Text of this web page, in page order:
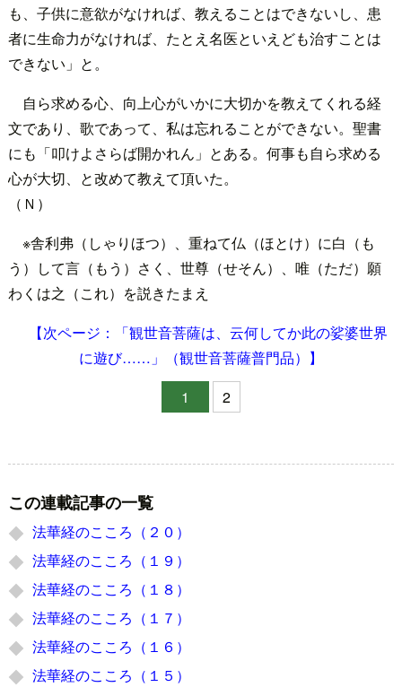
も、子供に意欲がなければ、教えることはできないし、患
者に生命力がなければ、たとえ名医といえども治すことは
できない」と。
自ら求める心、向上心がいかに大切かを教えてくれる経
文であり、歌であって、私は忘れることができない。聖書
にも「叩けよさらば開かれん」とある。何事も自ら求める
心が大切、と改めて教えて頂いた。
（Ｎ）
※舎利弗（しゃりほつ）、重ねて仏（ほとけ）に白（も
う）して言（もう）さく、世尊（せそん）、唯（ただ）願
わくは之（これ）を説きたまえ
【次ページ：「観世音菩薩は、云何してか此の娑婆世界
に遊び……」（観世音菩薩普門品）】
1
2
この連載記事の一覧
法華経のこころ（２０）
法華経のこころ（１９）
法華経のこころ（１８）
法華経のこころ（１７）
法華経のこころ（１６）
法華経のこころ（１５）